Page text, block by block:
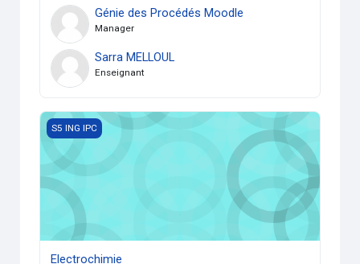
Génie des Procédés Moodle
Manager
Sarra MELLOUL
Enseignant
Electrochimie
S5 ING IPC
Electrochimie